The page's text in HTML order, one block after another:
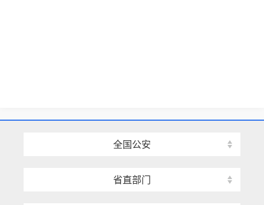
全国公安
省直部门